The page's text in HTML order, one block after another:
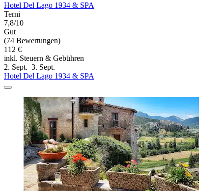
Hotel Del Lago 1934 & SPA
Terni
7,8/10
Gut
(74 Bewertungen)
112 €
inkl. Steuern & Gebühren
2. Sept.–3. Sept.
Hotel Del Lago 1934 & SPA